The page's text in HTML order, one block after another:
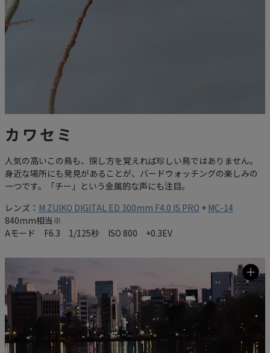
カワセミ
人気の高いこの鳥も、探し方を覚えれば珍しい鳥ではありません。
身近な場所にも発見があることが、バードウォッチングの楽しみの
一つです。「チー」という金属的な声にも注目。
レンズ： M.ZUIKO DIGITAL ED 300mm F4.0 IS PRO + MC-14
840mm相当※
Aモード F6.3 1/125秒 ISO 800 +0.3EV